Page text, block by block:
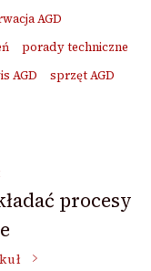
AGD
porady techniczne
AGD
sprzęt AGD
procesy